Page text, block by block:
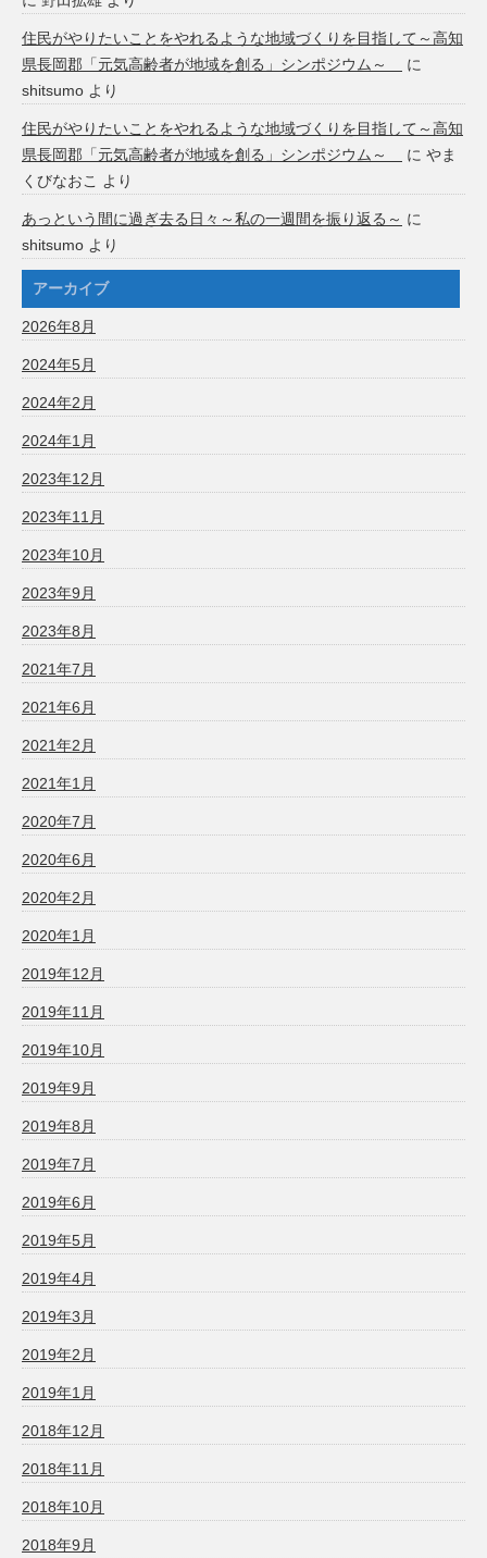
住民がやりたいことをやれるような地域づくりを目指して～高知
県長岡郡「元気高齢者が地域を創る」シンポジウム～
に
shitsumo より
住民がやりたいことをやれるような地域づくりを目指して～高知
県長岡郡「元気高齢者が地域を創る」シンポジウム～
に やま
くびなおこ
より
あっという間に過ぎ去る日々～私の一週間を振り返る～ に
shitsumo より
アーカイブ
2026年8月
2024年5月
2024年2月
2024年1月
2023年12月
2023年11月
2023年10月
2023年9月
2023年8月
2021年7月
2021年6月
2021年2月
2021年1月
2020年7月
2020年6月
2020年2月
2020年1月
2019年12月
2019年11月
2019年10月
2019年9月
2019年8月
2019年7月
2019年6月
2019年5月
2019年4月
2019年3月
2019年2月
2019年1月
2018年12月
2018年11月
2018年10月
2018年9月